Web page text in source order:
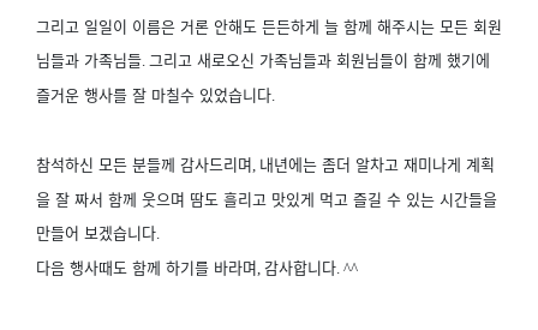
그리고 일일이 이름은 거론 안해도 든든하게 늘 함께 해주시는 모든 회원
님들과 가족님들. 그리고 새로오신 가족님들과 회원님들이 함께 했기에
즐거운 행사를 잘 마칠수 있었습니다.
참석하신 모든 분들께 감사드리며, 내년에는 좀더 알차고 재미나게 계획
을 잘 짜서 함께 웃으며 땀도 흘리고 맛있게 먹고 즐길 수 있는 시간들을
만들어 보겠습니다.
다음 행사때도 함께 하기를 바라며, 감사합니다. ^^